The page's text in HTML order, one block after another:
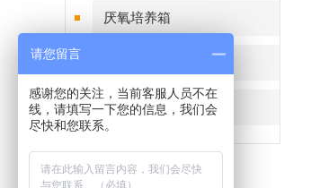
厌氧培养箱
细菌恒温培养箱
请您留言
感谢您的关注，当前客服人员不在
线，请填写一下您的信息，我们会
尽快和您联系。